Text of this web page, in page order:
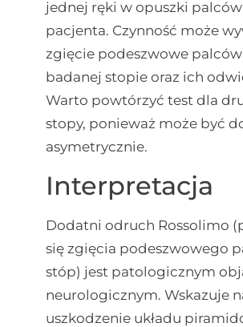
jednej ręki w opuszki
pacjenta. Czynność może
zgięcie podeszwowe
badanej stopie oraz ich
Warto powtórzyć test dla
stopy, ponieważ może być
asymetrycznie.
Interpretacja
Dodatni odruch Rossolimo
się zgięcia podeszwowego
stóp) jest patologicznym
neurologicznym. Wskazuje
uszkodzenie układu